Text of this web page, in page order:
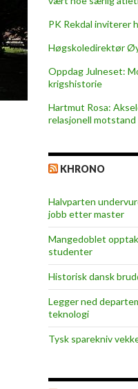
PK Rekdal inviterer
Høgskoledirektør
Oppdag Julneset:
krigshistorie
Hartmut Rosa:
relasjonell motstand
KHRONO
Halvparten
jobb etter master
Mangedoblet
studenter
Historisk dansk
Legger ned
teknologi
Tysk sparekniv